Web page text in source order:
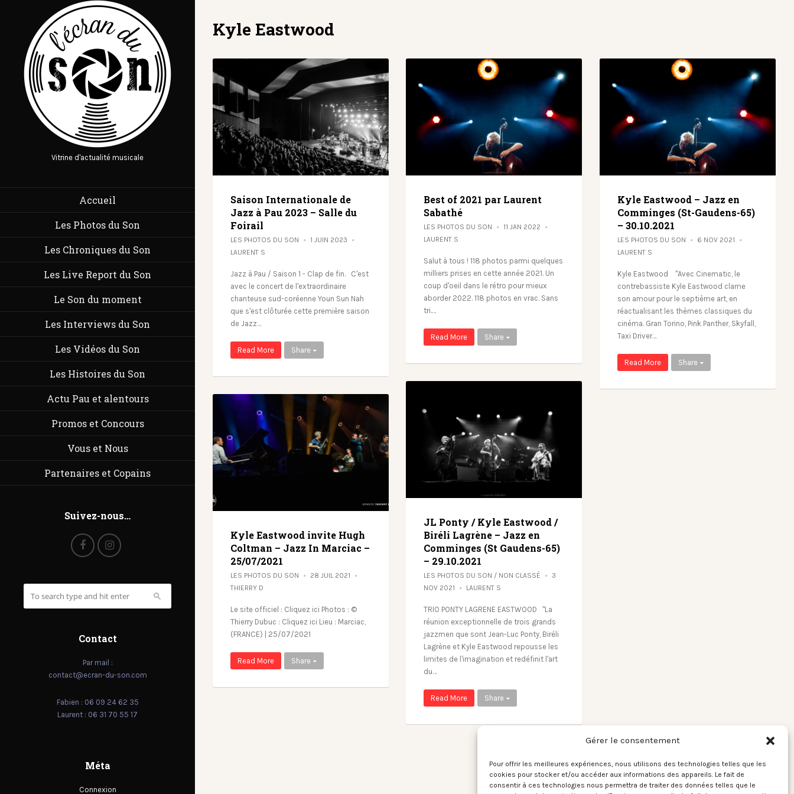
Gérer le consentement
Pour offrir les meilleures expériences, nous utilisons des technologies telles que les
cookies pour stocker et/ou accéder aux informations des appareils. Le fait de
consentir à ces technologies nous permettra de traiter des données telles que le
Vitrine d'actualité musicale
Accueil
Les Photos du Son
Les Chroniques du Son
Les Live Report du Son
Le Son du moment
Les Interviews du Son
Les Vidéos du Son
Les Histoires du Son
Actu Pau et alentours
Promos et Concours
Vous et Nous
Partenaires et Copains
Suivez-nous…
Contact
Par mail :
contact@ecran-du-son.com
Fabien : 06 09 24 62 35
Laurent : 06 31 70 55 17
Méta
Connexion
Kyle Eastwood
Saison Internationale de
Jazz à Pau 2023 – Salle du
Foirail
LES PHOTOS DU SON
1 JUIN 2023
LAURENT S
Jazz à Pau / Saison 1 - Clap de fin. C'est
avec le concert de l'extraordinaire
chanteuse sud-coréenne Youn Sun Nah
que s'est clôturée cette première saison
de Jazz…
Read More Share
Best of 2021 par Laurent
Sabathé
LES PHOTOS DU SON
11 JAN 2022
LAURENT S
Salut à tous ! 118 photos parmi quelques
milliers prises en cette année 2021. Un
coup d'oeil dans le rétro pour mieux
aborder 2022. 118 photos en vrac. Sans
tri.…
Read More Share
Kyle Eastwood – Jazz en
Comminges (St-Gaudens-65)
– 30.10.2021
LES PHOTOS DU SON
6 NOV 2021
LAURENT S
Kyle Eastwood "Avec Cinematic, le
contrebassiste Kyle Eastwood clame
son amour pour le septième art, en
réactualisant les thèmes classiques du
cinéma. Gran Torino, Pink Panther, Skyfall,
Taxi Driver…
Read More Share
JL Ponty / Kyle Eastwood /
Biréli Lagrène – Jazz en
Comminges (St Gaudens-65)
– 29.10.2021
LES PHOTOS DU SON / NON CLASSÉ
3
NOV 2021
LAURENT S
TRIO PONTY LAGRENE EASTWOOD "La
réunion exceptionnelle de trois grands
jazzmen que sont Jean-Luc Ponty, Biréli
Lagrène et Kyle Eastwood repousse les
limites de l'imagination et redéfinit l'art
du…
Read More Share
Kyle Eastwood invite Hugh
Coltman – Jazz In Marciac –
25/07/2021
LES PHOTOS DU SON
28 JUIL 2021
THIERRY D
Le site officiel : Cliquez ici Photos : ©
Thierry Dubuc : Cliquez ici Lieu : Marciac,
(FRANCE) | 25/07/2021
Read More Share